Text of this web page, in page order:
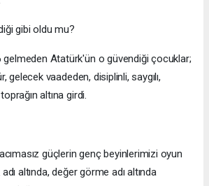
gibi oldu mu?
gelmeden Atatürk'ün o güvendiği çocuklar;
gelecek vaadeden, disiplinli, saygılı,
altına girdi.
güçlerin genç beyinlerimizi oyun
altında, değer görme adı altında